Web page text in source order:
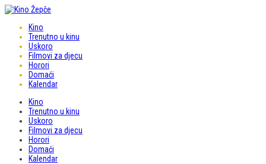
Kino
Trenutno u kinu
Uskoro
Filmovi za djecu
Horori
Domaći
Kalendar
Kino
Trenutno u kinu
Uskoro
Filmovi za djecu
Horori
Domaći
Kalendar